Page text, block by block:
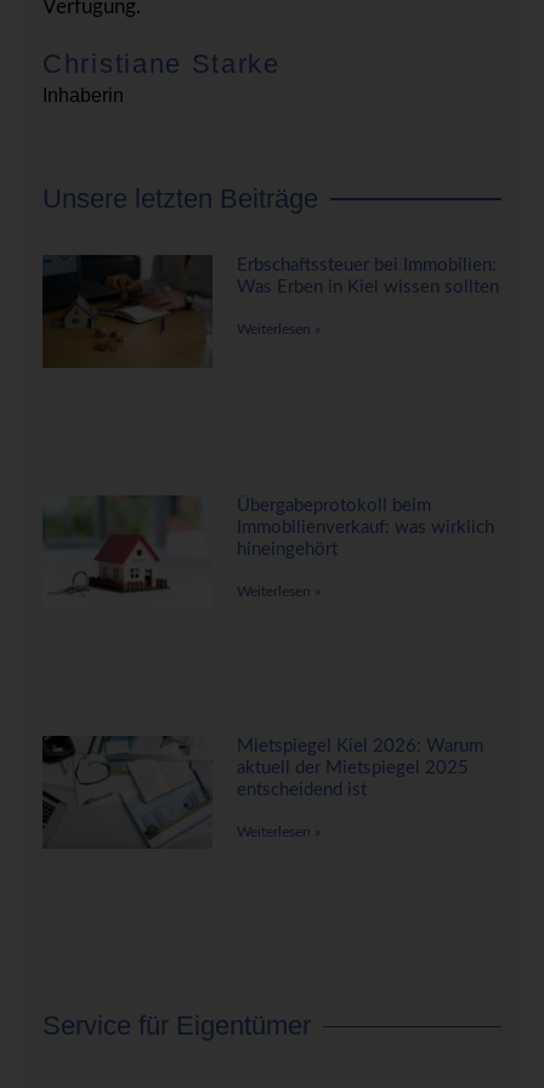
Verfügung.
Christiane Starke
Inhaberin
Unsere letzten Beiträge
Erbschaftssteuer bei Immobilien:
Was Erben in Kiel wissen sollten
Weiterlesen »
Übergabeprotokoll beim
Immobilienverkauf: was wirklich
hineingehört
Weiterlesen »
Mietspiegel Kiel 2026: Warum
aktuell der Mietspiegel 2025
entscheidend ist
Weiterlesen »
Service für Eigentümer